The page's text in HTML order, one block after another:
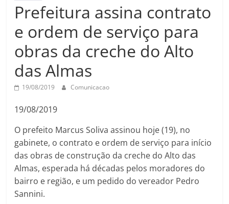
Prefeitura assina contrato
e ordem de serviço para
obras da creche do Alto
das Almas
19/08/2019 Comunicacao
19/08/2019
O prefeito Marcus Soliva assinou hoje (19), no
gabinete, o contrato e ordem de serviço para início
das obras de construção da creche do Alto das
Almas, esperada há décadas pelos moradores do
bairro e região, e um pedido do vereador Pedro
Sannini.